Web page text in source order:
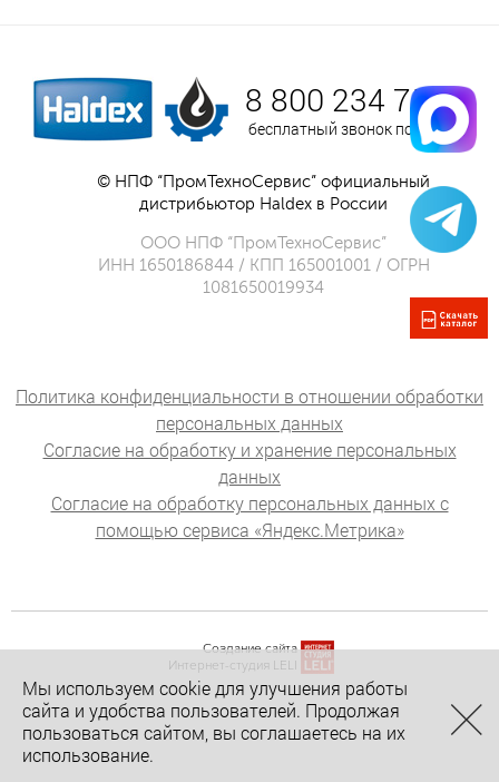
8 800 234 75 52
бесплатный звонок по России
© НПФ “ПромТехноСервис” официальный
дистрибьютор Haldex в России
ООО НПФ “ПромТехноСервис”
ИНН 1650186844 / КПП 165001001 / ОГРН
1081650019934
Политика конфиденциальности в отношении обработки
персональных данных
Согласие на обработку и хранение персональных
данных
Согласие на обработку персональных данных с
помощью сервиса «Яндекс.Метрика»
Создание сайта
Интернет-студия LELI
Мы используем cookie для улучшения работы
сайта и удобства пользователей. Продолжая
пользоваться сайтом, вы соглашаетесь на их
использование.